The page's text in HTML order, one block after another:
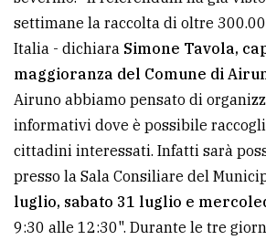
settimane la raccolta di oltre
Italia - dichiara Simone Tavola,
maggioranza del Comune di
Airuno abbiamo pensato di
informativi dove è possibile
cittadini interessati. Infatti sarà
presso la Sala Consiliare del
luglio, sabato 31 luglio e
9:30 alle 12:30". Durante le tre